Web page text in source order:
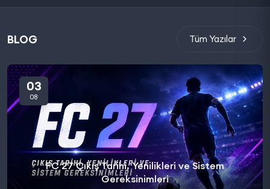
BLOG Tüm Yazılar
03
08
FC 27 Çıkış Tarihi, Yenilikleri ve Sistem
Gereksinimleri